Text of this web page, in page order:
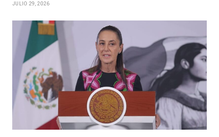
JULIO 29, 2026